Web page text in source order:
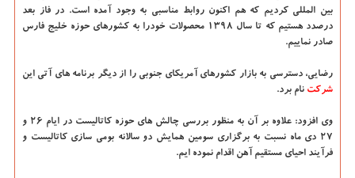
بین المللی كردیم كه هم اكنون روابط مناسبی به وجود آمده است. در فاز بعد
درصدد هستیم كه تا سال ۱۳۹۸ محصولات خودرا به كشورهای حوزه خلیج فارس
صادر نماییم.
رضایی، دسترسی به بازار كشورهای آمریكای جنوبی را از دیگر برنامه های آتی این
شركت نام برد.
وی افزود: علاوه بر آن به منظور بررسی چالش های حوزه كاتالیست در ایام ۲۶ و
۲۷ دی ماه نسبت به برگزاری سومین همایش دو سالانه بومی سازی كاتالیست و
فرآیند احیای مستقیم آهن اقدام نموده ایم.